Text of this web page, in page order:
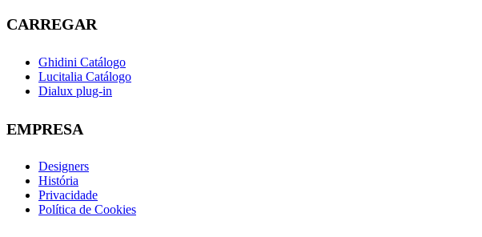
CARREGAR
Ghidini Catálogo
Lucitalia Catálogo
Dialux plug-in
EMPRESA
Designers
História
Privacidade
Política de Cookies